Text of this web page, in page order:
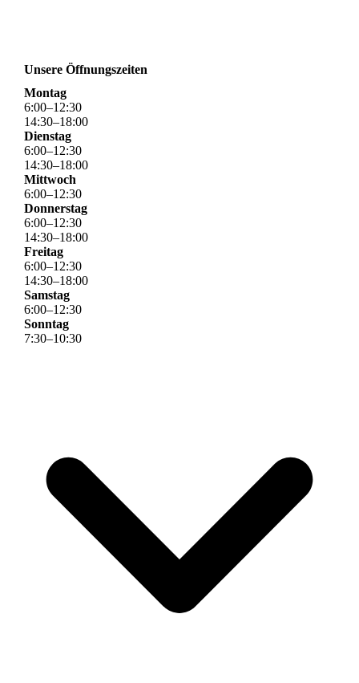
Unsere Öffnungszeiten
Montag
6:00–12:30
14:30–18:00
Dienstag
6:00–12:30
14:30–18:00
Mittwoch
6:00–12:30
Donnerstag
6:00–12:30
14:30–18:00
Freitag
6:00–12:30
14:30–18:00
Samstag
6:00–12:30
Sonntag
7:30–10:30